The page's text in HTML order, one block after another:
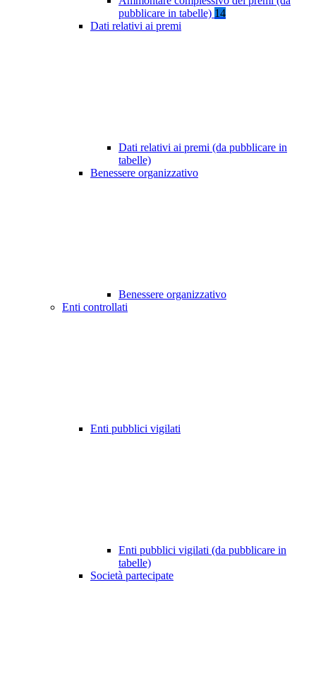
pubblicare in tabelle) 14
Dati relativi ai premi
Dati relativi ai premi (da pubblicare in
tabelle)
Benessere organizzativo
Benessere organizzativo
Enti controllati
Enti pubblici vigilati
Enti pubblici vigilati (da pubblicare in
tabelle)
Società partecipate